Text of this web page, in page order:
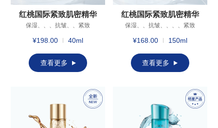
红桃国际紧致肌密精华
液
保湿、、、抗皱、、紧致
¥198.00 40ml
查看更多
红桃国际紧致肌密精华
水
保湿、、抗皱、、、、紧致
¥168.00 150ml
查看更多